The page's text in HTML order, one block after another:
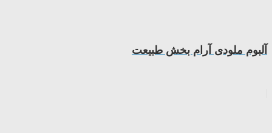
آلبوم ملودی آرام بخش طبیعت